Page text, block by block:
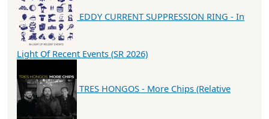
EDDY CURRENT SUPPRESSION RING - In
Light Of Recent Events (SR 2026)
TRES HONGOS - More Chips (Relative